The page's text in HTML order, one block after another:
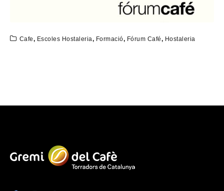
Cafe, Escoles Hostaleria, Formació, Fórum Café, Hostaleria